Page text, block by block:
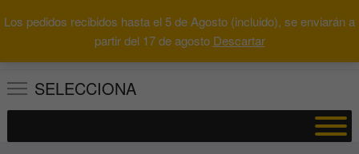
Los pedidos recibidos hasta el 5 de Agosto (incluido), se enviarán a
partir del 17 de agosto Descartar
al
Buscar
0 Total
SELECCIONA